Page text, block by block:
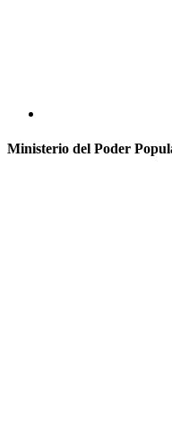
Ministerio del Poder